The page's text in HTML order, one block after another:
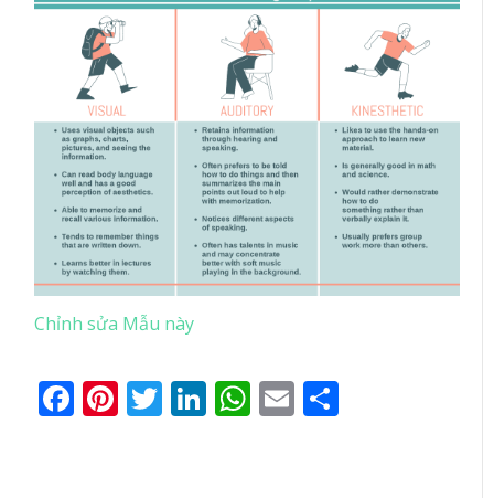
Chỉnh sửa Mẫu này
Facebook
Pinterest
Twitter
LinkedIn
WhatsApp
Email